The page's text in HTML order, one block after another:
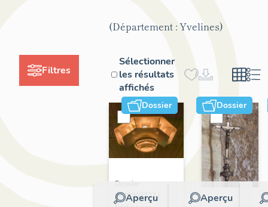
Filtres
(Département : Yvelines)
Sélectionner
les résultats
affichés
Dossier
Aperçu
Dossier
IM78002723 |
Dossier
Aperçu